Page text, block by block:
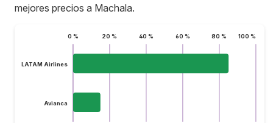
mejores precios a Machala.
0 % 20 % 40 % 60 % 80 % 100 %
LATAM Airlines
Avianca